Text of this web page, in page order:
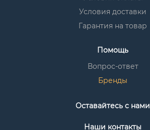
Условия доставки
Гарантия на товар
Помощь
Вопрос-ответ
Бренды
Оставайтесь с нами
Наши контакты